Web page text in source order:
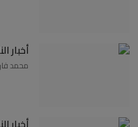
أخبار
محمد